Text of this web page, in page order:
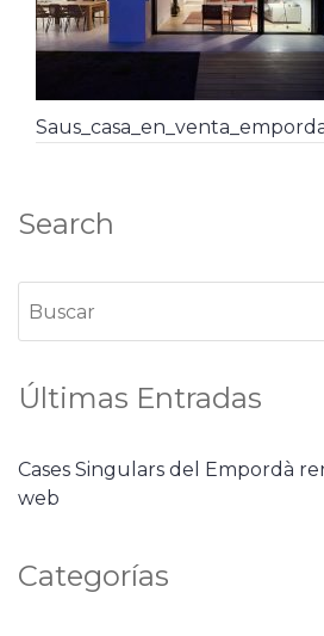
Search
Últimas Entradas
Cases Singulars del Empordà
web
Categorías